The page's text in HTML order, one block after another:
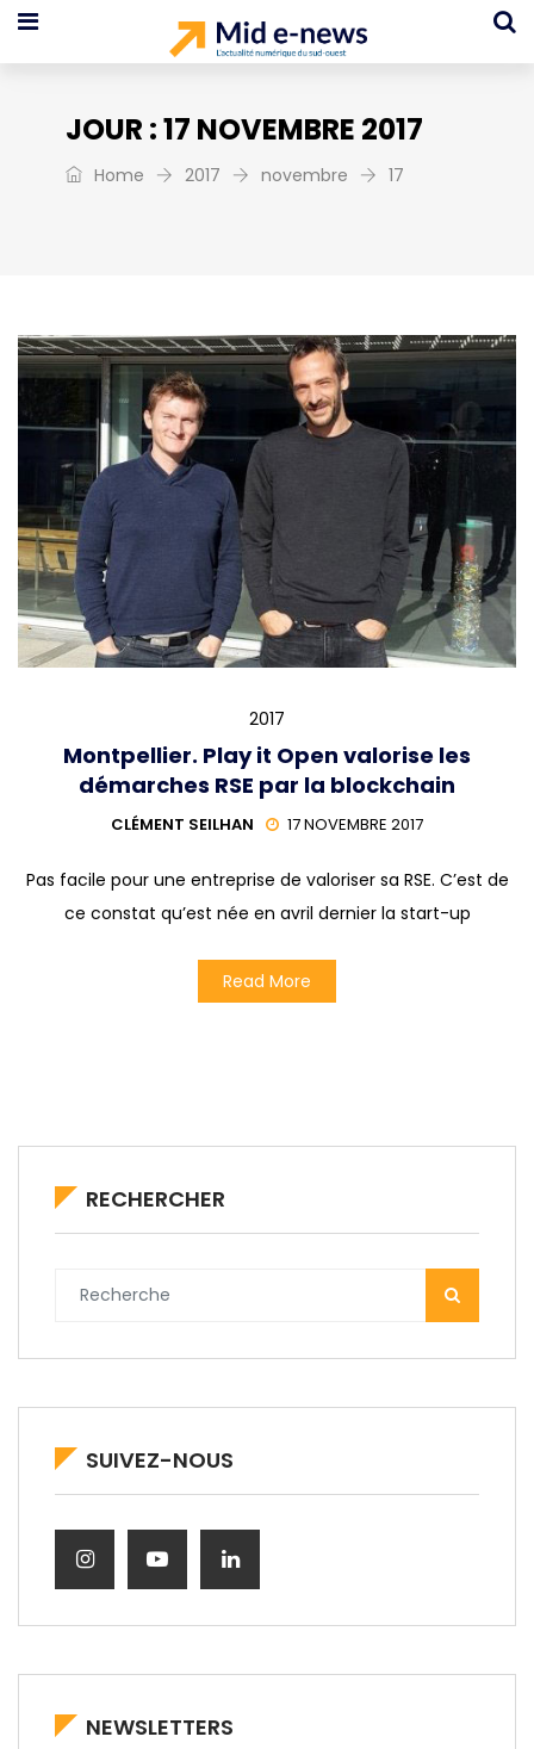
JOUR :17 NOVEMBRE 2017
Home 2017 novembre 17
2017
Montpellier. Play it Open valorise les
démarches RSE par la blockchain
CLÉMENT SEILHAN 17 NOVEMBRE 2017
Pas facile pour une entreprise de valoriser sa RSE. C’est de
ce constat qu’est née en avril dernier la start-up
Read More
RECHERCHER
SUIVEZ-NOUS
NEWSLETTERS